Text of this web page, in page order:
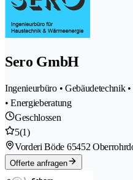
Sero GmbH
Ingenieurbüro • Gebäudetechnik
• Energieberatung
Geschlossen
5(1)
Vorderi Böde 65452
Offerte anfragen